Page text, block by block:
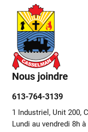
Nous joindre
613-764-3139
1 Industriel, Unit 200,
Lundi au vendredi 8h